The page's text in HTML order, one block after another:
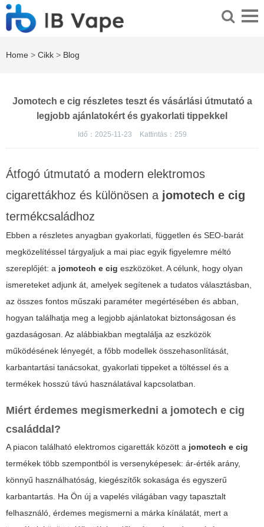
Home > Cikk > Blog
Jomotech e cig részletes teszt és vásárlási útmutató a
legjobb ajánlatokért és gyakorlati tippekkel
Idő：2025-11-23 Kattintás： 259
Átfogó útmutató a modern elektromos
cigarettákhoz és különösen a jomotech e cig
termékcsaládhoz
Ebben a részletes anyagban gyakorlati, független és SEO-barát
megközelítéssel tárgyaljuk a mai piac egyik figyelemre méltó
szereplőjét: a jomotech e cig eszközöket. A célunk, hogy olyan
ismereteket adjunk át, amelyek segítenek a tudatos választásban,
az összes fontos műszaki paraméter megértésében és abban,
hogyan találhatja meg a legjobb ajánlatokat biztonságosan és
gazdaságosan. Az alábbiakban megtalálja az eszközök
működésének lényegét, a főbb modellek összehasonlítását,
karbantartási tanácsokat, gyakorlati tippeket a töltéssel és a
termékek hosszú távú használatával kapcsolatban.
Miért érdemes megismerkedni a jomotech e cig
családdal?
A piacon található elektromos cigaretták között a jomotech e cig
termékek több szempontból is versenyképesek: ár-érték arány,
könnyű használhatóság, kiegészítők sokasága és egyszerű
karbantartás. Ha Ön új a vapelés világában vagy tapasztalt
felhasználó, érdemes megismerni a márka kínálatát, mert a